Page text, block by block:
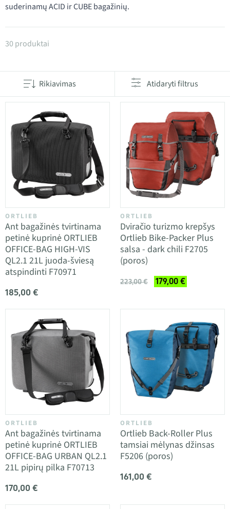
suderinamų ACID ir CUBE bagažinių.
Produktai kategorijoje Bagažinės krepšiai
30 produktai
Rikiavimas Atidaryti filtrus
ORTLIEB
Ant bagažinės tvirtinama
petinė kuprinė ORTLIEB
OFFICE-BAG HIGH-VIS
QL2.1 21L juoda-šviesą
atspindinti F70971
185,00 €
ORTLIEB
Dviračio turizmo krepšys
Ortlieb Bike-Packer Plus
salsa - dark chili F2705
(poros)
223,00 € 179,00 €
ORTLIEB
Ant bagažinės tvirtinama
petinė kuprinė ORTLIEB
OFFICE-BAG URBAN QL2.1
21L pipirų pilka F70713
170,00 €
ORTLIEB
Ortlieb Back-Roller Plus
tamsiai mėlynas džinsas
F5206 (poros)
161,00 €